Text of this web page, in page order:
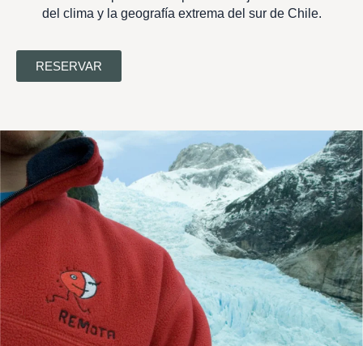
del clima y la geografía extrema del sur de Chile.
RESERVAR